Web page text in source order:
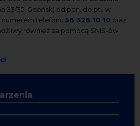
33/35, Gdańsk) od pon. do pt., w
numerem telefonu58 326 10 10 oraz
również za pomocą SMS-ów i